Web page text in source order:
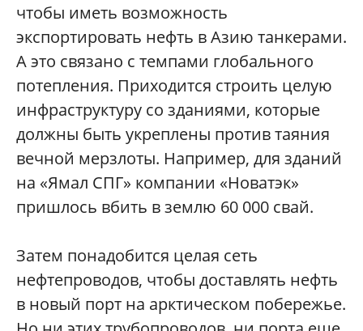
чтобы иметь возможность
экспортировать нефть в Азию танкерами.
А это связано с темпами глобального
потепления. Приходится строить целую
инфраструктуру со зданиями, которые
должны быть укреплены против таяния
вечной мерзлоты. Например, для зданий
на «Ямал СПГ» компании «Новатэк»
пришлось вбить в землю 60 000 свай.
Затем понадобится целая сеть
нефтепроводов, чтобы доставлять нефть
в новый порт на арктическом побережье.